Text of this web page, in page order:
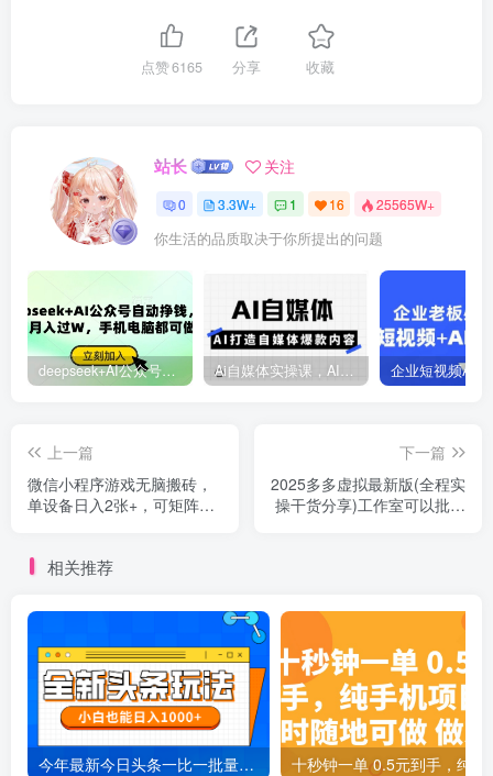
点赞6165 分享 收藏
站长 关注
0 3.3W+ 1 16 25565W+
你生活的品质取决于你所提出的问题
deepseek+AI公众号自动挣钱，轻松月入过W，手机电脑都可做
上一篇
微信小程序游戏无脑搬砖，
单设备日入2张+，可矩阵操
下一篇
2025多多虚拟最新版(全程实
操干货分享)工作室可以批量
相关推荐
今年最新今日头条一比一批量搬砖，小白也可以日赚千元